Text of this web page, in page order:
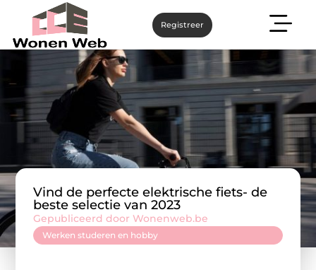
Registreer
Vind de perfecte elektrische fiets- de
beste selectie van 2023
Werken studeren en hobby
Gepubliceerd door Wonenweb.be